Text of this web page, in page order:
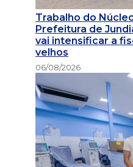
Trabalho do
Prefeitura de
vai intensificar a
velhos
06/08/2026